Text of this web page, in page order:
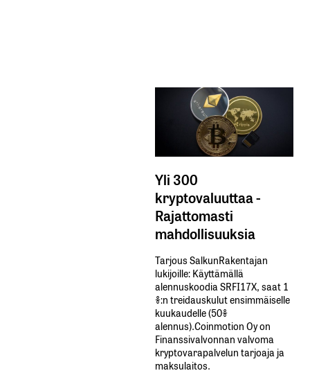
Yli 300
kryptovaluuttaa -
Rajattomasti
mahdollisuuksia
Tarjous SalkunRakentajan
lukijoille: Käyttämällä​ ​
alennuskoodia​ ​SRFI17X,​ ​saat​ ​1
%:n treidauskulut​ ​ensimmäiselle​ ​
kuukaudelle​ ​(50%​ ​
alennus).Coinmotion Oy on
Finanssivalvonnan valvoma
kryptovarapalvelun tarjoaja ja
maksulaitos.